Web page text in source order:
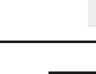
ACCUEIL